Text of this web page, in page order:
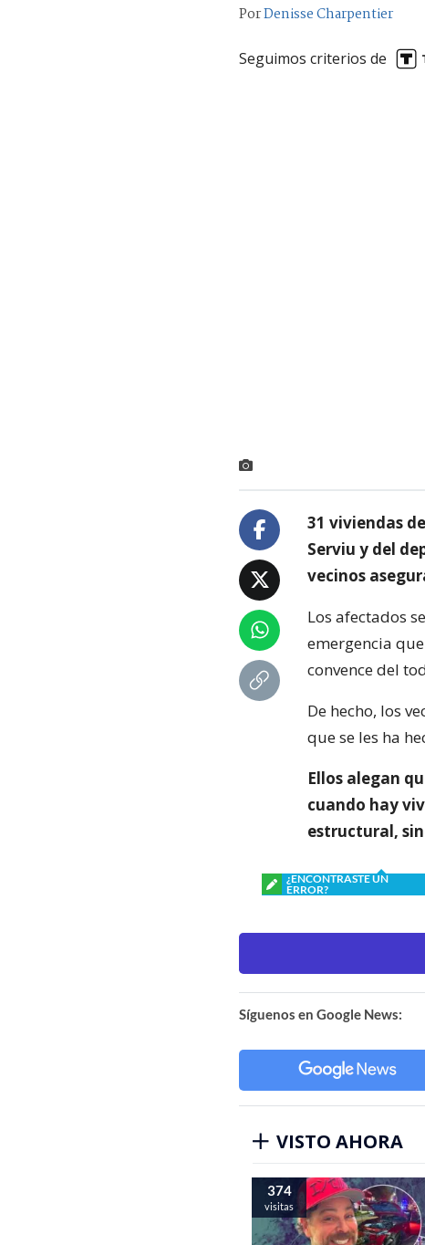
PorDenisse Charpentier
Seguimos criterios de
31 viviendas
Serviu y del
vecinos
Los afectados
emergencia
convence del
De hecho, los
que se les ha
Ellos alegan
cuando hay
estructural,
¿ENCONTRASTE UN
ERROR?
Síguenos en Google News:
VISTO AHORA
374
visitas